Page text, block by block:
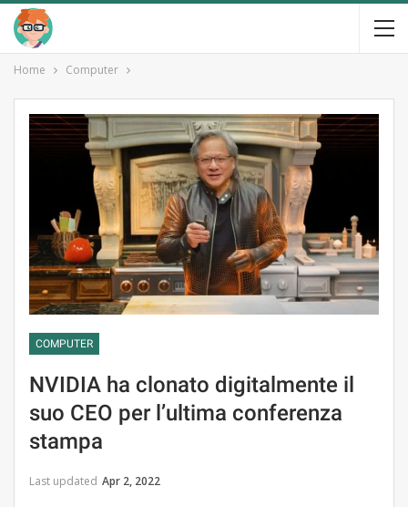
Home Computer
COMPUTER
NVIDIA ha clonato digitalmente il
suo CEO per l’ultima conferenza
stampa
Last updated Apr 2, 2022